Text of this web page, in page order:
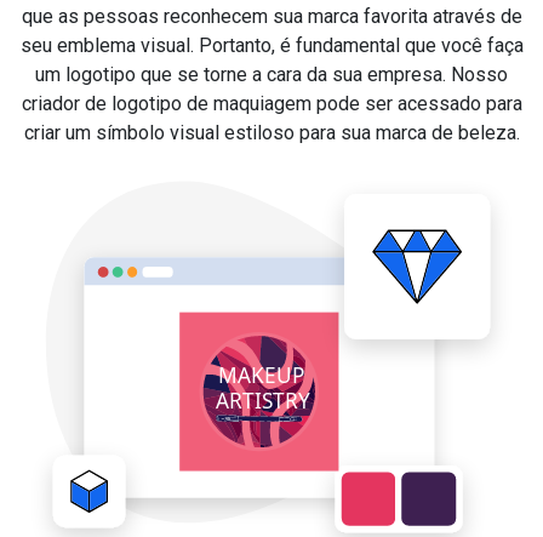
que as pessoas reconhecem sua marca favorita através de
seu emblema visual. Portanto, é fundamental que você faça
um logotipo que se torne a cara da sua empresa. Nosso
criador de logotipo de maquiagem pode ser acessado para
criar um símbolo visual estiloso para sua marca de beleza.